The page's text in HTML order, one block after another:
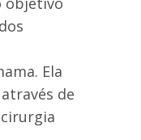
Ela
de